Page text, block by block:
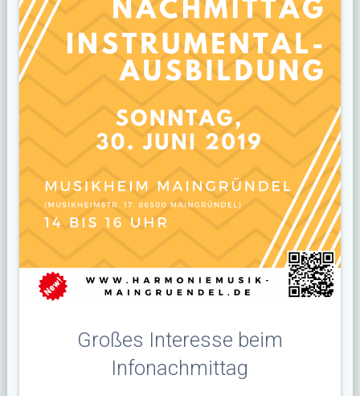
Großes Interesse beim
Infonachmittag